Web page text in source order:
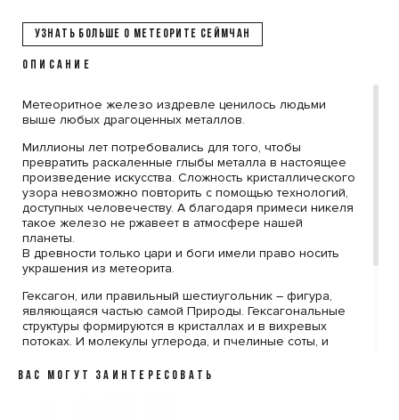
УЗНАТЬ БОЛЬШЕ О МЕТЕОРИТЕ СЕЙМЧАН
ОПИСАНИЕ
Метеоритное железо издревле ценилось людьми
выше любых драгоценных металлов.
Миллионы лет потребовались для того, чтобы
превратить раскаленные глыбы металла в настоящее
произведение искусства. Сложность кристаллического
узора невозможно повторить с помощью технологий,
доступных человечеству. А благодаря примеси никеля
такое железо не ржавеет в атмосфере нашей
планеты.
В древности только цари и боги имели право носить
украшения из метеорита.
Гексагон, или правильный шестиугольник – фигура,
являющаяся частью самой Природы. Гексагональные
структуры формируются в кристаллах и в вихревых
потоках. И молекулы углерода, и пчелиные соты, и
гексагона. Этот символ прекрасно подходит человеку,
ВАС МОГУТ ЗАИНТЕРЕСОВАТЬ